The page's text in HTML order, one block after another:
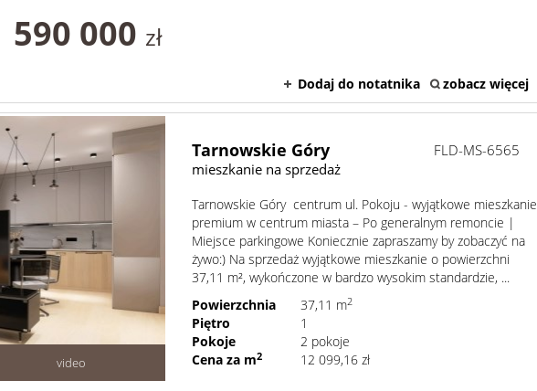
590 000 zł
Dodaj do notatnika zobacz więcej
video
Tarnowskie Góry
mieszkanie na sprzedaż
FLD-MS-6565
Tarnowskie Góry centrum ul. Pokoju - wyjątkowe mieszkanie
premium w centrum miasta – Po generalnym remoncie |
Miejsce parkingowe Koniecznie zapraszamy by zobaczyć na
żywo:) Na sprzedaż wyjątkowe mieszkanie o powierzchni
37,11 m², wykończone w bardzo wysokim standardzie, ...
Powierzchnia
37,11 m2
Piętro
1
Pokoje
2 pokoje
Cena za m2 12 099,16 zł